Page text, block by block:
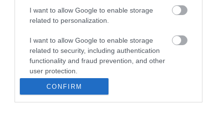
I want to allow Google to enable storage
related to personalization.
I want to allow Google to enable storage
related to security, including authentication
functionality and fraud prevention, and other
user protection.
CONFIRM
Kenyában bezzeg minden zöldebb
bukkant elő a Dunából
A Tisza-frakció kezdeményezte, hogy jövő kedden legyen
az államfőválasztás
14:02
Szomjazó gólyának adott inni egy férfi Tiszakécskénél -
megható pillanatot rögzített a kamera
12:56
Megható felvétel: elpusztult borját vitte magával egy